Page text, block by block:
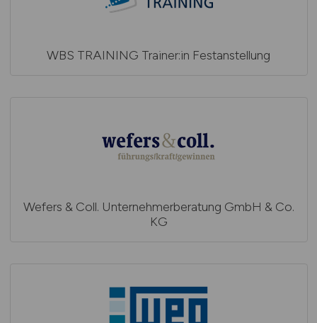
WBS TRAINING Trainer:in Festanstellung
Wefers & Coll. Unternehmerberatung GmbH & Co.
KG